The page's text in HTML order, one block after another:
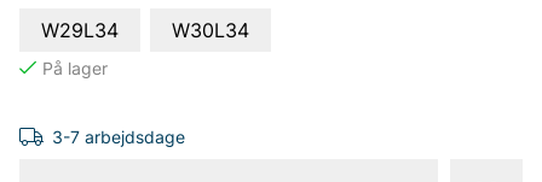
W29L34
W30L34
3-7 arbejdsdage